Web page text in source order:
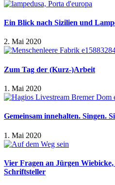
Ein Blick nach Sizilien und
2. Mai 2020
Zum Tag der (Kurz-)Arbeit
1. Mai 2020
Gemeinsam innehalten. Singen.
1. Mai 2020
Vier Fragen an Jürgen
Schriftsteller